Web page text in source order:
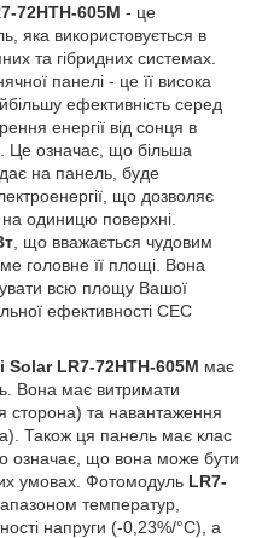
72HTH-605M - це
яка використовується в
та гібридних системах.
панелі - це її висока
ефективність серед
енергії від сонця в
Це означає, що більша
на панель, буде
що дозволяє
одиницю поверхні.
, що вважається чудовим
головне її площі. Вона
всю площу Вашої
ефективності СЕС
Solar LR7-72HTH-605M має
Вона має витримати
сторона) та навантаження
Також ця панель має клас
означає, що вона може бути
умовах. Фотомодуль LR7-
температур,
напруги (-0,23%/°C), а